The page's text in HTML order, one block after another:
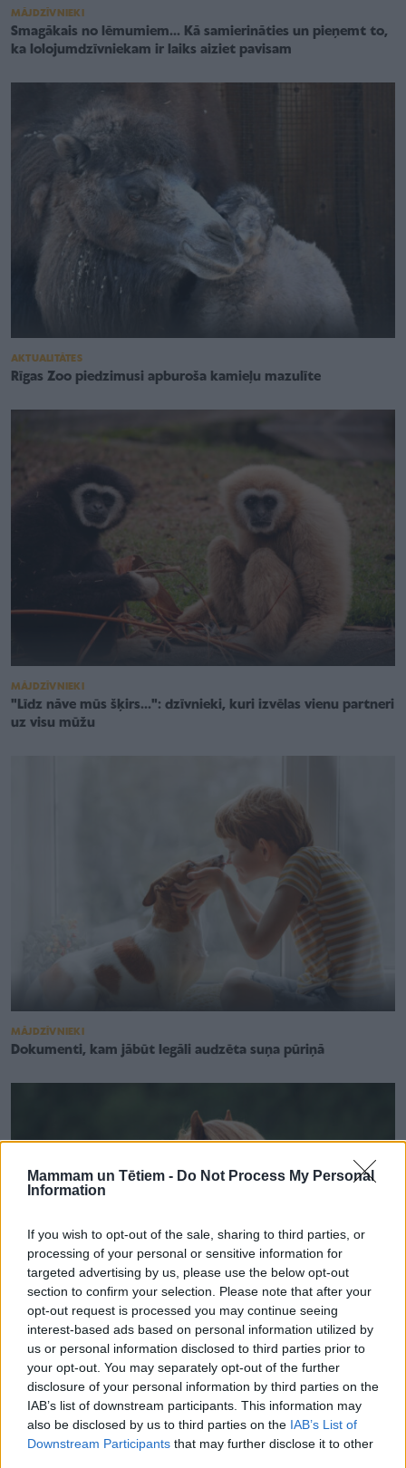
Mammam un Tētiem - Do Not Process My Personal
Information
If you wish to opt-out of the sale, sharing to third parties, or
processing of your personal or sensitive information for
targeted advertising by us, please use the below opt-out
section to confirm your selection. Please note that after your
opt-out request is processed you may continue seeing
interest-based ads based on personal information utilized by
us or personal information disclosed to third parties prior to
your opt-out. You may separately opt-out of the further
disclosure of your personal information by third parties on the
IAB’s list of downstream participants. This information may
also be disclosed by us to third parties on the IAB’s List of
Downstream Participants that may further disclose it to other
MĀJDZĪVNIEKI
Smagākais no lēmumiem... Kā samierināties un pieņemt to,
ka lolojumdzīvniekam ir laiks aiziet pavisam
AKTUALITĀTES
Rīgas Zoo piedzimusi apburoša kamieļu mazulīte
MĀJDZĪVNIEKI
"Līdz nāve mūs šķirs...": dzīvnieki, kuri izvēlas vienu partneri
uz visu mūžu
MĀJDZĪVNIEKI
Dokumenti, kam jābūt legāli audzēta suņa pūriņā
Poniji un zirgi – gan draugi, gan skolotāji. Ko varam no
viņiem mācīties?